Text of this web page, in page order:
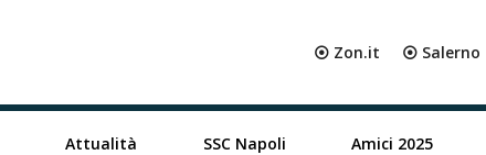
⦿ Zon.it ⦿ Salerno
Attualità SSC Napoli Amici 2025